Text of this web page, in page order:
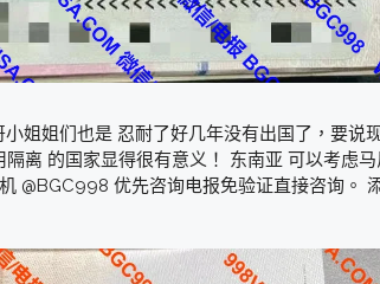
姐姐们也是 忍耐了好几年没有出国了，要说
离 的国家显得很有意义！ 东南亚 可以考虑
@BGC998 优先咨询电报免验证直接咨询。